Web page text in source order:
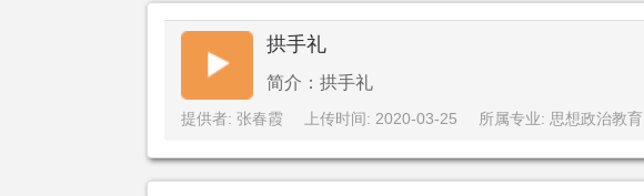
拱手礼
简介：拱手礼
提供者: 张春霞 上传时间: 2020-03-25 所属专业: 思想政治教育